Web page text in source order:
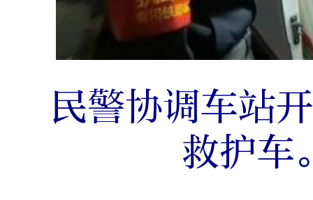
民警协调车站
救护